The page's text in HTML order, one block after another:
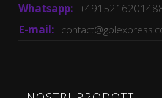
Whatsapp:
E-mail: